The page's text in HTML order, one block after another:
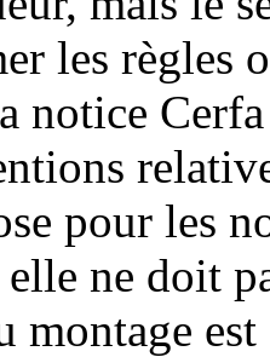
les
notice
pour les
ne doit
montage est